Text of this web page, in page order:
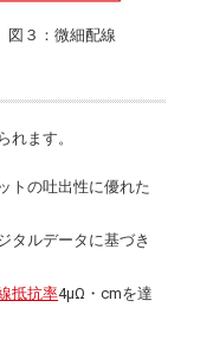
図３：微細配線
ます。
トの吐出性に優れた
タルデータに基づき
抵抗率4μΩ・cmを達